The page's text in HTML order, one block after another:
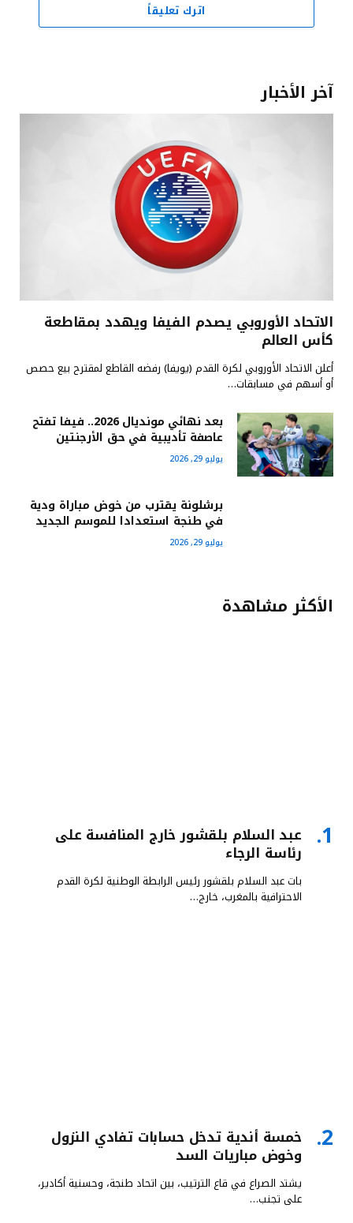
اترك تعليقاً
آخر الأخبار
الاتحاد الأوروبي يصدم الفيفا ويهدد بمقاطعة
كأس العالم
أعلن الاتحاد الأوروبي لكرة القدم (يويفا) رفضه القاطع لمقترح بيع حصص
أو أسهم في مسابقات…
بعد نهائي مونديال 2026.. فيفا تفتح
عاصفة تأديبية في حق الأرجنتين
يوليو 29, 2026
برشلونة يقترب من خوض مباراة ودية
في طنجة استعدادا للموسم الجديد
يوليو 29, 2026
الأكثر مشاهدة
عبد السلام بلقشور خارج المنافسة على
رئاسة الرجاء
بات عبد السلام بلقشور رئيس الرابطة الوطنية لكرة القدم
الاحترافية بالمغرب، خارج…
خمسة أندية تدخل حسابات تفادي النزول
وخوض مباريات السد
يشتد الصراع في قاع الترتيب، بين اتحاد طنجة، وحسنية أكادير،
على تجنب…